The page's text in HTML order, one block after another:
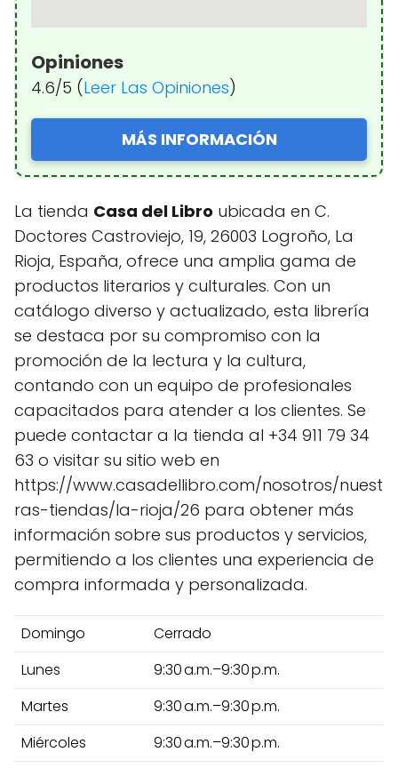
Opiniones
4.6/5 (Leer Las Opiniones)
MÁS INFORMACIÓN
La tienda Casa del Libro ubicada en C.
Doctores Castroviejo, 19, 26003 Logroño, La
Rioja, España, ofrece una amplia gama de
productos literarios y culturales. Con un
catálogo diverso y actualizado, esta librería
se destaca por su compromiso con la
promoción de la lectura y la cultura,
contando con un equipo de profesionales
capacitados para atender a los clientes. Se
puede contactar a la tienda al +34 911 79 34
63 o visitar su sitio web en
https://www.casadellibro.com/nosotros/nuest
ras-tiendas/la-rioja/26 para obtener más
información sobre sus productos y servicios,
permitiendo a los clientes una experiencia de
compra informada y personalizada.
Domingo
Cerrado
Lunes
9:30 a.m.–9:30 p.m.
Martes
9:30 a.m.–9:30 p.m.
Miércoles
9:30 a.m.–9:30 p.m.